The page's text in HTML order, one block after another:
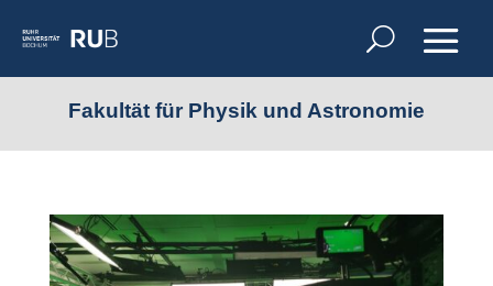
Fakultät für Physik und Astronomie